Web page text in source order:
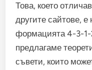
Това, което
другите сайтове,
формацията 4-3-
предлагаме
съвети, които